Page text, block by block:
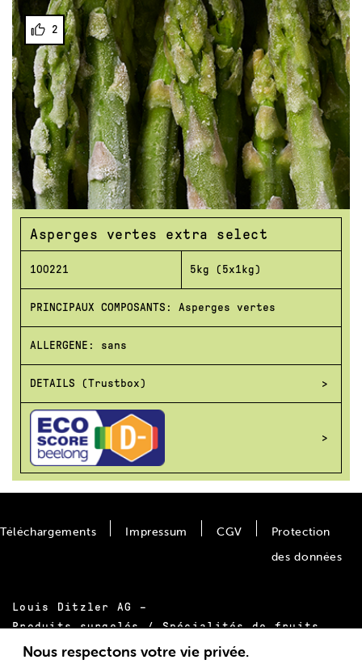
Nous respectons votre vie privée.
2
Asperges vertes extra select
100221 5kg (5x1kg)
PRINCIPAUX COMPOSANTS: Asperges vertes
ALLERGENE: sans
DETAILS (Trustbox)
Louis Ditzler AG –
Produits surgelés / Spécialités de fruits
Bäumlimattstrasse 20
Téléchargements Impressum CGV
Protection
des données